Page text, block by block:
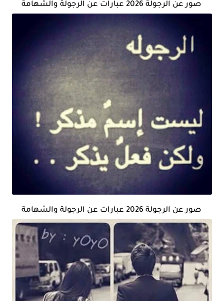
صور عن الرجولة 2026 عبارات عن الرجولة والشهامة
صور عن الرجولة 2026 عبارات عن الرجولة والشهامة